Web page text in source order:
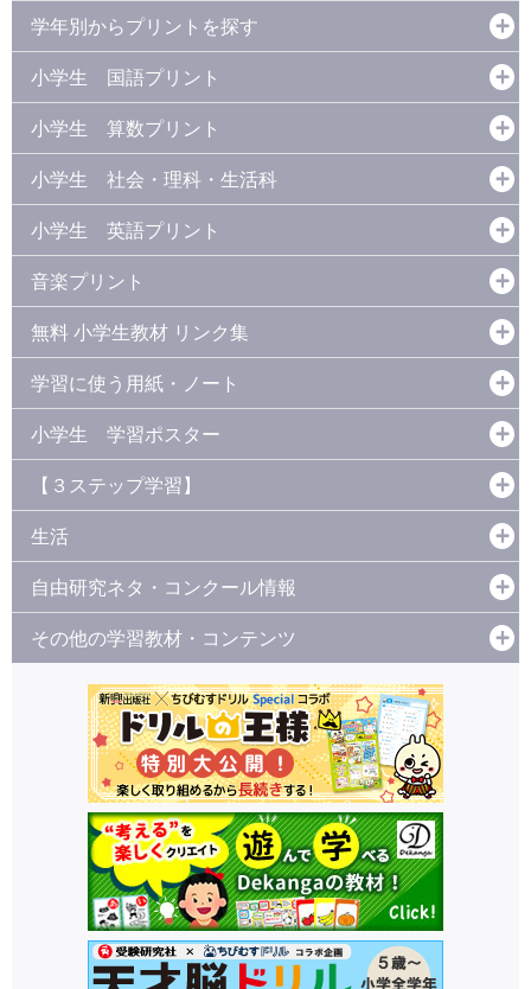
学年別からプリントを探す
小学生 国語プリント
小学生 算数プリント
小学生 社会・理科・生活科
小学生 英語プリント
音楽プリント
無料 小学生教材 リンク集
学習に使う用紙・ノート
小学生 学習ポスター
【３ステップ学習】
生活
自由研究ネタ・コンクール情報
その他の学習教材・コンテンツ